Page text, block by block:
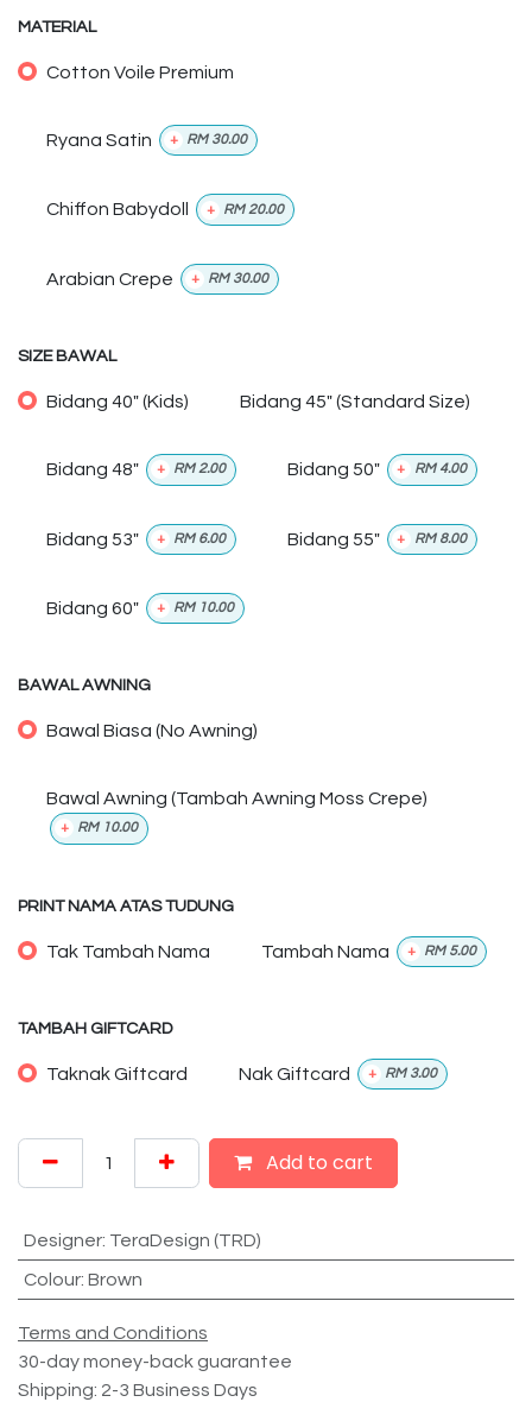
MATERIAL
Cotton Voile Premium
Ryana Satin + RM 30.00
Chiffon Babydoll + RM 20.00
Arabian Crepe + RM 30.00
SIZE BAWAL
Bidang 40" (Kids) Bidang 45" (Standard Size)
Bidang 48" + RM2.00 Bidang 50" + RM 4.00
Bidang 53" + RM 6.00 Bidang 55" + RM 8.00
Bidang 60" + RM 10.00
BAWAL AWNING
Bawal Biasa (No Awning)
Bawal Awning (Tambah Awning Moss Crepe)
+ RM 10.00
PRINT NAMA ATAS TUDUNG
Tak Tambah Nama Tambah Nama + RM 5.00
TAMBAH GIFTCARD
Taknak Giftcard Nak Giftcard + RM 3.00
Add to cart
Designer: TeraDesign (TRD)
Colour: Brown
Terms and Conditions
30-day money-back guarantee
Shipping: 2-3 Business Days